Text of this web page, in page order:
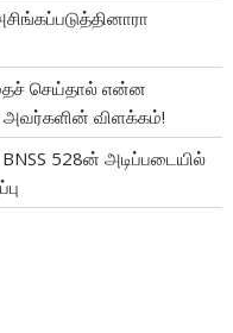
செய்தால் என்ன
விளக்கம்!
BNSS 528ன் அடிப்படையில்